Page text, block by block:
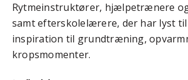
Rytmeinstruktører, hjælpetrænere
samt efterskolelærere, der har lyst
inspiration til grundtræning,
kropsmomenter.